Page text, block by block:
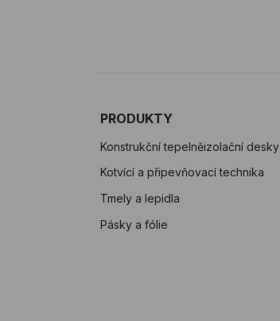
PRODUKTY
Konstrukční tepelněizolační desky
Kotvící a připevňovací technika
Tmely a lepidla
Pásky a fólie